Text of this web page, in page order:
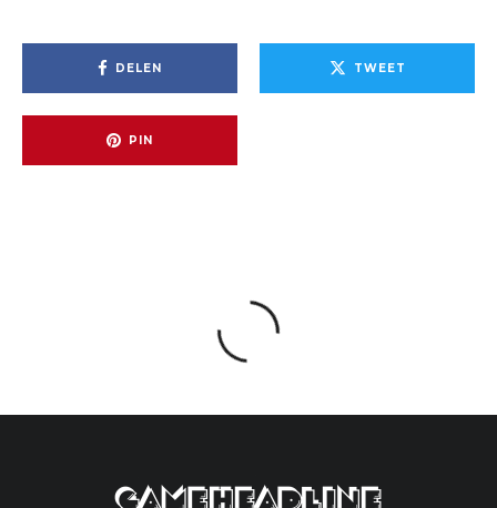
DELEN TWEET
PIN